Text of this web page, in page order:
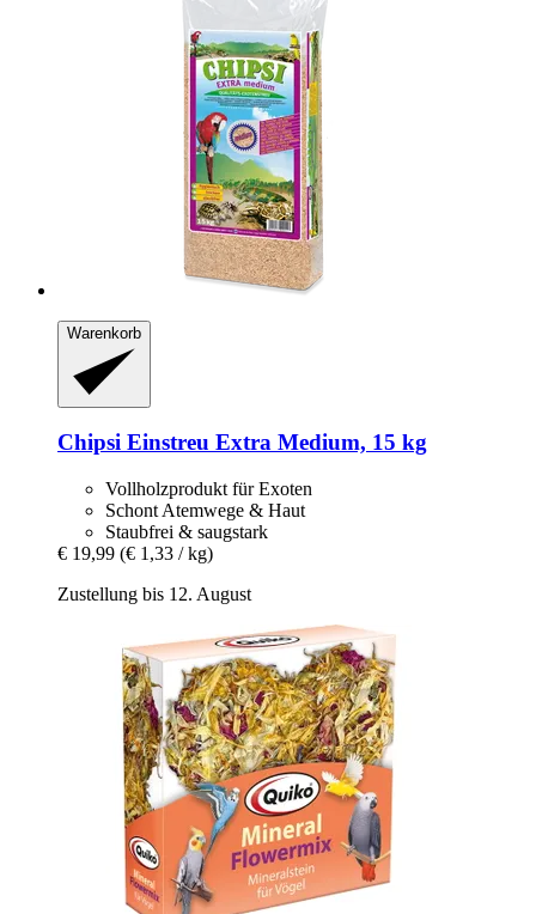
Warenkorb
Chipsi Einstreu Extra Medium, 15 kg
Vollholzprodukt für Exoten
Schont Atemwege & Haut
Staubfrei & saugstark
€ 19,99 (€ 1,33 / kg)
Zustellung bis 12. August